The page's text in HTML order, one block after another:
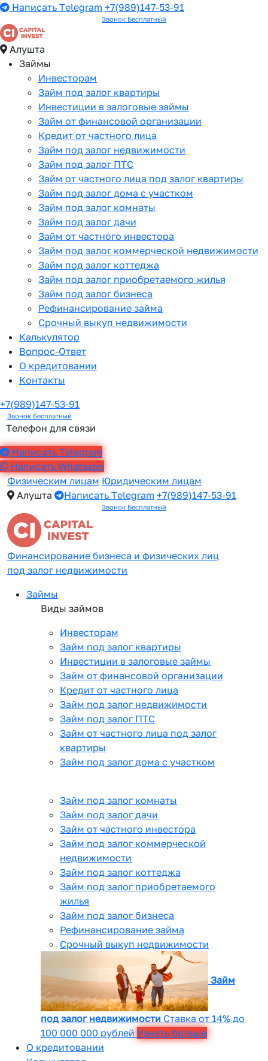
Написать Telegram +7(989)147-53-91
Звонок Бесплатный
Алушта
Займы
Инвесторам
Займ под залог квартиры
Инвестиции в залоговые займы
Займ от финансовой организации
Кредит от частного лица
Займ под залог недвижимости
Займ под залог ПТС
Займ от частного лица под залог квартиры
Займ под залог дома с участком
Займ под залог комнаты
Займ под залог дачи
Займ от частного инвестора
Займ под залог коммерческой недвижимости
Займ под залог коттеджа
Займ под залог приобретаемого жилья
Займ под залог бизнеса
Рефинансирование займа
Срочный выкуп недвижимости
Калькулятор
Вопрос-Ответ
О кредитовании
Контакты
+7(989)147-53-91
Звонок Бесплатный
Телефон для связи
Написать Telegram
Написать Whatsapp
Физическим лицам Юридическим лицам
Алушта
Написать Telegram +7(989)147-53-91
Звонок Бесплатный
Финансирование бизнеса и физических лиц
под залог недвижимости
Займы
Виды займов
Инвесторам
Займ под залог квартиры
Инвестиции в залоговые займы
Займ от финансовой организации
Кредит от частного лица
Займ под залог недвижимости
Займ под залог ПТС
Займ от частного лица под залог
квартиры
Займ под залог дома с участком
Займ под залог комнаты
Займ под залог дачи
Займ от частного инвестора
Займ под залог коммерческой
недвижимости
Займ под залог коттеджа
Займ под залог приобретаемого
жилья
Займ под залог бизнеса
Рефинансирование займа
Срочный выкуп недвижимости
Займ
под залог недвижимости Ставка от 14% до
100 000 000 рублей Узнать больше
О кредитовании